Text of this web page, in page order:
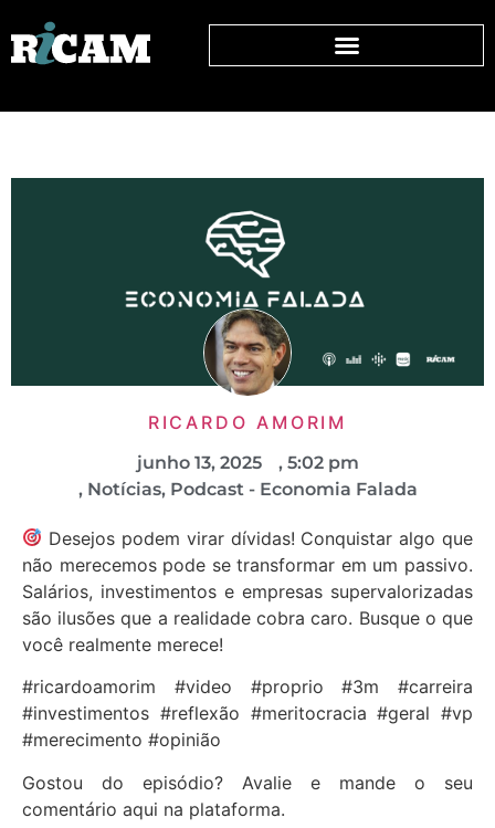
RICARDO AMORIM
junho 13, 2025 , 5:02 pm
, Notícias, Podcast - Economia Falada
Desejos podem virar dívidas! Conquistar algo que
não merecemos pode se transformar em um passivo.
Salários, investimentos e empresas supervalorizadas
são ilusões que a realidade cobra caro. Busque o que
você realmente merece!
#ricardoamorim #video #proprio #3m #carreira
#investimentos #reflexão #meritocracia #geral #vp
#merecimento #opinião
Gostou do episódio? Avalie e mande o seu
comentário aqui na plataforma.